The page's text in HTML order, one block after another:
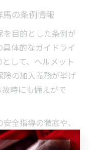
の条例情報
目的とした条例が
体的なガイドライ
して、ヘルメット
の加入義務が挙げ
時にも備えがで
全指導の徹底や、
まれています。地域